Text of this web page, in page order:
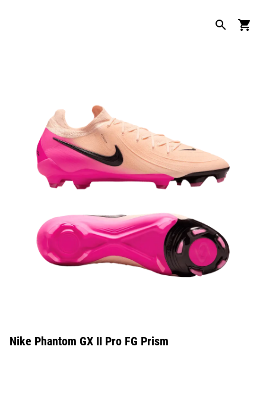
Nike Phantom GX II Pro FG Prism